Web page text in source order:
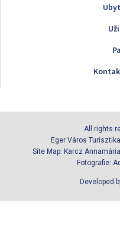
All rights
Eger Város
Site Map: Karcz
Fotografie:
Developed